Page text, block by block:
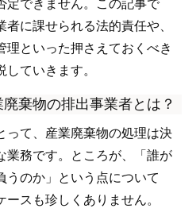
定できません。この記事で
に課せられる法的責任や、
理といった押さえておくべき
ていきます。
棄物の排出事業者とは？
って、産業廃棄物の処理は決
業務です。ところが、「誰が
うのか」という点について
スも珍しくありません。